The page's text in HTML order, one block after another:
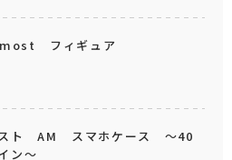
フィギュア
スト AM スマホケース ～40
ン～